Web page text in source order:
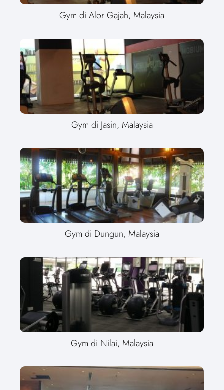
Gym di Alor Gajah, Malaysia
Gym di Jasin, Malaysia
Gym di Dungun, Malaysia
Gym di Nilai, Malaysia